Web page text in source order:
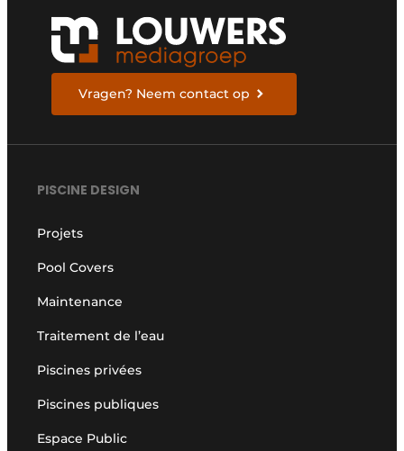
Vragen? Neem contact op
PISCINE DESIGN
Projets
Pool Covers
Maintenance
Traitement de l’eau
Piscines privées
Piscines publiques
Espace Public